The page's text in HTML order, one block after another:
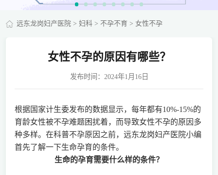
远东龙岗妇产医院> 妇科> 不孕不育 > 女性不孕
女性不孕的原因有哪些？
发布时间：2024年1月16日
根据国家计生委发布的数据显示，每年都有10%-15%的
育龄女性被不孕难题困扰着，而导致女性不孕的原因多
种多样。在科普不孕原因之前，远东龙岗妇产医院小编
首先了解一下生命孕育的条件。
生命的孕育需要什么样的条件？